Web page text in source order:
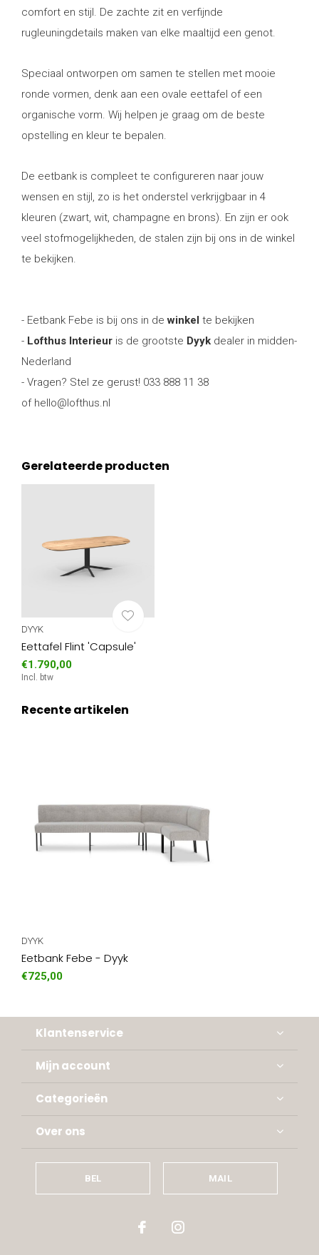
comfort en stijl. De zachte zit en verfijnde
rugleuningdetails maken van elke maaltijd een genot.
Speciaal ontworpen om samen te stellen met mooie
ronde vormen, denk aan een ovale eettafel of een
organische vorm. Wij helpen je graag om de beste
opstelling en kleur te bepalen.
De eetbank is compleet te configureren naar jouw
wensen en stijl, zo is het onderstel verkrijgbaar in 4
kleuren (zwart, wit, champagne en brons). En zijn er ook
veel stofmogelijkheden, de stalen zijn bij ons in de winkel
te bekijken.
- Eetbank Febe is bij ons in dewinkel te bekijken
- Lofthus Interieur is de grootste Dyyk dealer in midden-
Nederland
- Vragen? Stel ze gerust! 033 888 11 38
of hello@lofthus.nl
Gerelateerde producten
DYYK
Eettafel Flint 'Capsule'
€1.790,00
Incl. btw
Recente artikelen
DYYK
Eetbank Febe - Dyyk
€725,00
Klantenservice
Mijn account
Categorieën
Over ons
BEL MAIL